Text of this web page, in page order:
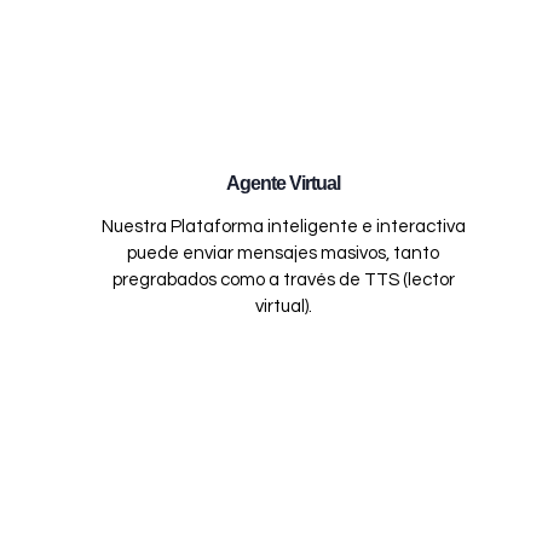
Agente Virtual
Nuestra Plataforma inteligente e interactiva
puede enviar mensajes masivos, tanto
pregrabados como a través de TTS (lector
virtual).